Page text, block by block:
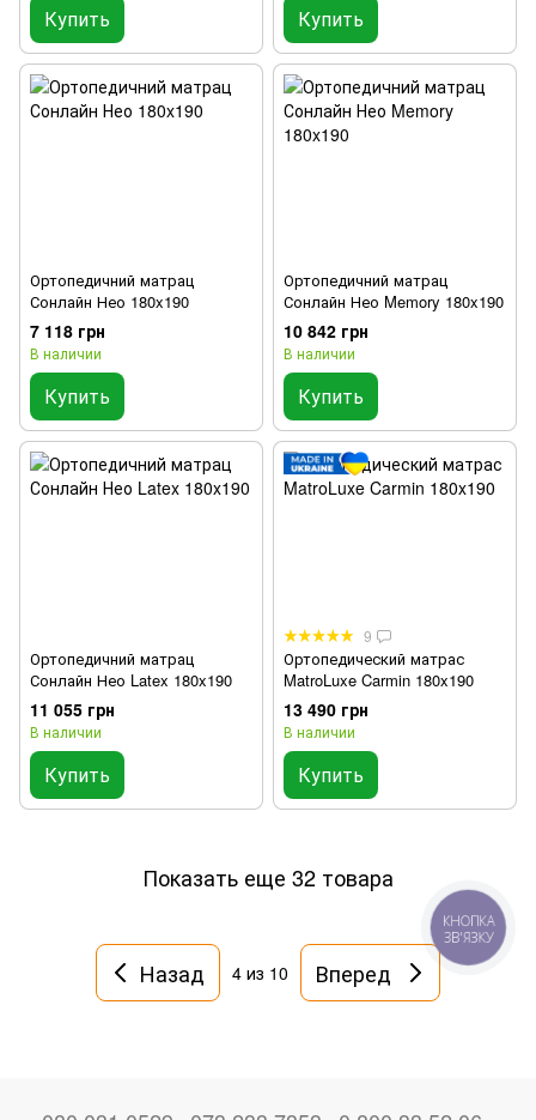
Купить Купить
Ортопедичний матрац
Сонлайн Нео 180x190
7 118 грн
В наличии
Купить
Ортопедичний матрац
Сонлайн Нео Memory 180x190
10 842 грн
В наличии
Купить
Ортопедичний матрац
Сонлайн Нео Latex 180x190
11 055 грн
В наличии
Купить
9
Ортопедический матрас
MatroLuxe Carmin 180x190
13 490 грн
В наличии
Купить
Показать еще 32 товара
Назад 4 из 10 Вперед
КНОПКА
ЗВ'ЯЗКУ